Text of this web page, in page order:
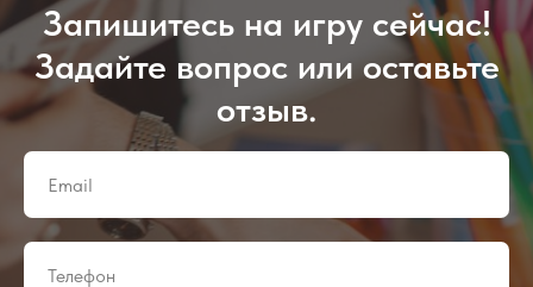
Запишитесь на игру сейчас!
Задайте вопрос или оставьте
отзыв.